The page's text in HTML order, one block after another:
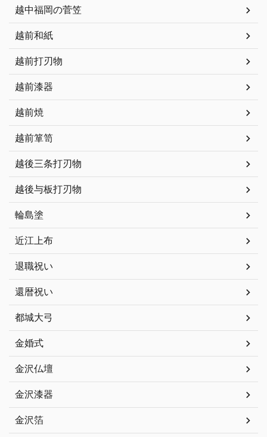
越中福岡の菅笠
越前和紙
越前打刃物
越前漆器
越前焼
越前箪笥
越後三条打刃物
越後与板打刃物
輪島塗
近江上布
退職祝い
還暦祝い
都城大弓
金婚式
金沢仏壇
金沢漆器
金沢箔